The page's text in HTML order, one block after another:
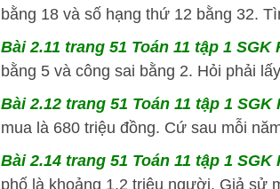
bằng 18 và số hạng thứ 12 bằng 32.
Bài 2.11 trang 51 Toán 11 tập 1
bằng 5 và công sai bằng 2. Hỏi phải
Bài 2.12 trang 51 Toán 11 tập 1
mua là 680 triệu đồng. Cứ sau mỗi
Bài 2.14 trang 51 Toán 11 tập 1
phố là khoảng 1,2 triệu người. Giả sử